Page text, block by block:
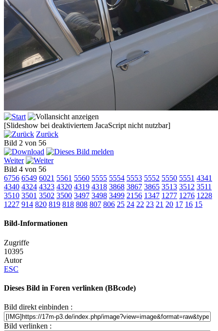
[Slideshow bei deaktiviertem JacaScript nicht nutzbar]
Zurück
Bild 2 von 56
Weiter
Bild 4 von 56
6756 6549 6021 5561 5560 5555 5554 5553 5552 5550 5551 4341
4340 4324 4323 4320 4319 4318 3868 3867 3865 3513 3512 3511
3510 3501 3502 3500 3497 3498 3499 2156 1347 1277 1276 1228
1227 914 820 819 818 808 807 806 25 24 22 23 21 20 17 16 15
Bild-Informationen
Zugriffe
10395
Autor
ESC
Dieses Bild in Foren verlinken (BBcode)
Bild direkt einbinden :
Bild verlinken :